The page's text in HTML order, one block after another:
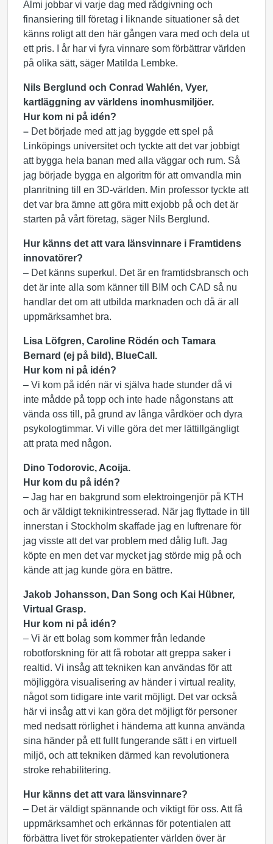
Almi jobbar vi varje dag med rådgivning och
finansiering till företag i liknande situationer så det
känns roligt att den här gången vara med och dela ut
ett pris. I år har vi fyra vinnare som förbättrar världen
på olika sätt, säger Matilda Lembke.
Nils Berglund och Conrad Wahlén, Vyer,
kartläggning av världens inomhusmiljöer.
Hur kom ni på idén?
– Det började med att jag byggde ett spel på
Linköpings universitet och tyckte att det var jobbigt
att bygga hela banan med alla väggar och rum. Så
jag började bygga en algoritm för att omvandla min
planritning till en 3D-världen. Min professor tyckte att
det var bra ämne att göra mitt exjobb på och det är
starten på vårt företag, säger Nils Berglund.
Hur känns det att vara länsvinnare i Framtidens
innovatörer?
– Det känns superkul. Det är en framtidsbransch och
det är inte alla som känner till BIM och CAD så nu
handlar det om att utbilda marknaden och då är all
uppmärksamhet bra.
Lisa Löfgren, Caroline Rödén och Tamara
Bernard (ej på bild), BlueCall.
Hur kom ni på idén?
– Vi kom på idén när vi själva hade stunder då vi
inte mådde på topp och inte hade någonstans att
vända oss till, på grund av långa vårdköer och dyra
psykologtimmar. Vi ville göra det mer lättillgängligt
att prata med någon.
Dino Todorovic, Acoija.
Hur kom du på idén?
– Jag har en bakgrund som elektroingenjör på KTH
och är väldigt teknikintresserad. När jag flyttade in till
innerstan i Stockholm skaffade jag en luftrenare för
jag visste att det var problem med dålig luft. Jag
köpte en men det var mycket jag störde mig på och
kände att jag kunde göra en bättre.
Jakob Johansson, Dan Song och Kai Hübner,
Virtual Grasp.
Hur kom ni på idén?
– Vi är ett bolag som kommer från ledande
robotforskning för att få robotar att greppa saker i
realtid. Vi insåg att tekniken kan användas för att
möjliggöra visualisering av händer i virtual reality,
något som tidigare inte varit möjligt. Det var också
här vi insåg att vi kan göra det möjligt för personer
med nedsatt rörlighet i händerna att kunna använda
sina händer på ett fullt fungerande sätt i en virtuell
miljö, och att tekniken därmed kan revolutionera
stroke rehabilitering.
Hur känns det att vara länsvinnare?
– Det är väldigt spännande och viktigt för oss. Att få
uppmärksamhet och erkännas för potentialen att
förbättra livet för strokepatienter världen över är